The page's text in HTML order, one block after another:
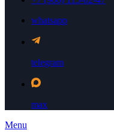
whatsapp
telegram
max
Menu